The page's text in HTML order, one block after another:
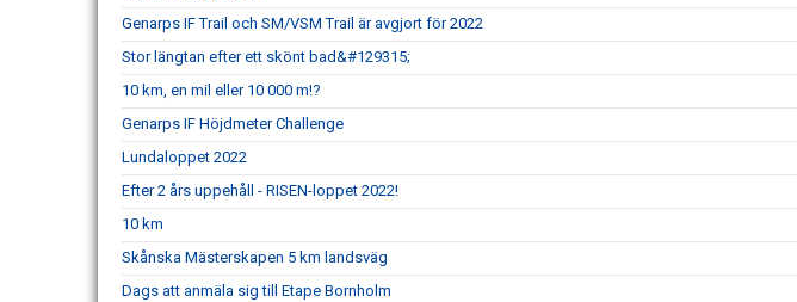
Genarps IF Trail och SM/VSM Trail är avgjort för 2022
Stor längtan efter ett skönt bad&#129315;
10 km, en mil eller 10 000 m!?
Genarps IF Höjdmeter Challenge
Lundaloppet 2022
Efter 2 års uppehåll - RISEN-loppet 2022!
10 km
Skånska Mästerskapen 5 km landsväg
Dags att anmäla sig till Etape Bornholm